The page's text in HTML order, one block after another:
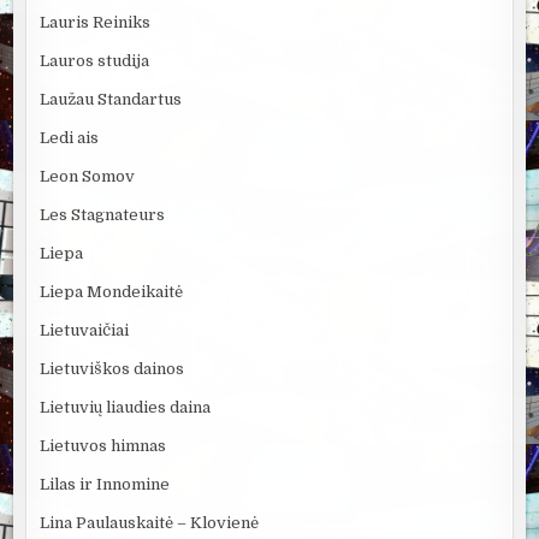
Lauris Reiniks
Lauros studija
Laužau Standartus
Ledi ais
Leon Somov
Les Stagnateurs
Liepa
Liepa Mondeikaitė
Lietuvaičiai
Lietuviškos dainos
Lietuvių liaudies daina
Lietuvos himnas
Lilas ir Innomine
Lina Paulauskaitė – Klovienė